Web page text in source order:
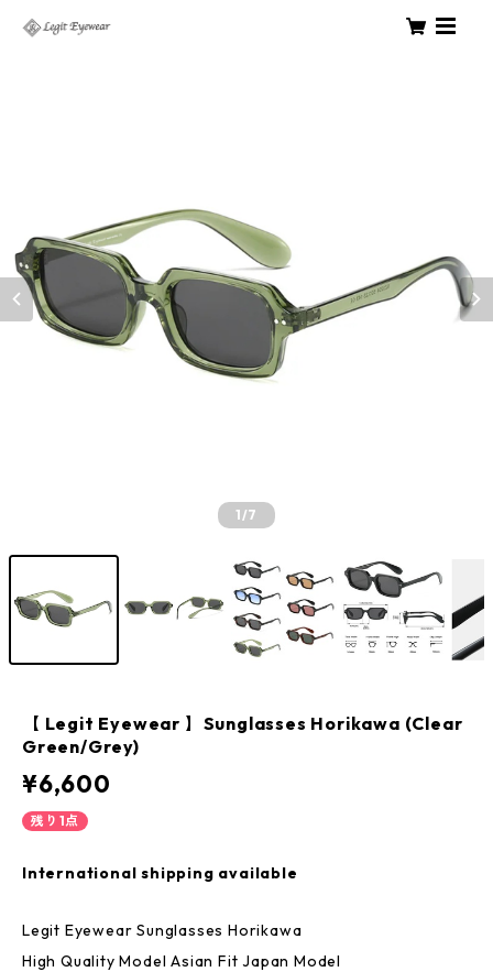
1/7
【 Legit Eyewear 】Sunglasses Horikawa (Clear
Green/Grey)
¥6,600
残り1点
International shipping available
Legit Eyewear Sunglasses Horikawa
High Quality Model Asian Fit Japan Model